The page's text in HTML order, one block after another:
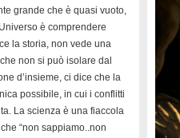
grande che è quasi vuoto,
è comprendere
la storia, non vede una
non si può isolare dal
d’insieme, ci dice che la
possibile, in cui i conflitti
La scienza è una fiaccola
“non sappiamo..non